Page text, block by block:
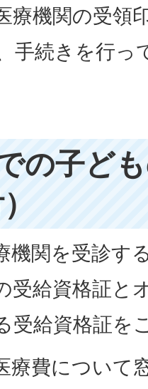
療機関の受領
手続きを行っ
の子ど
機関を受診す
受給資格証と
受給資格証を
療費について